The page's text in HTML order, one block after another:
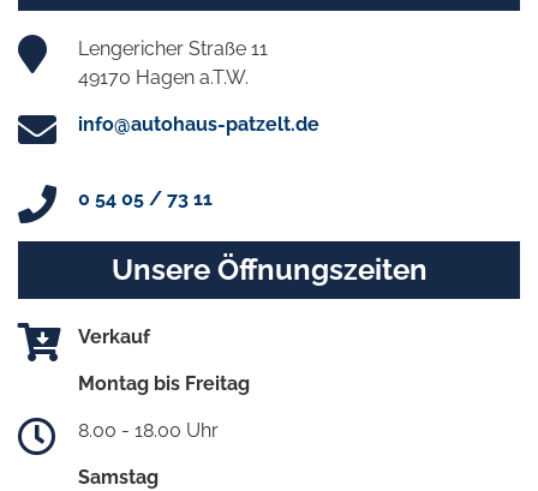
Lengericher Straße 11
49170 Hagen a.T.W.
info@autohaus-patzelt.de
0 54 05 / 73 11
Unsere Öffnungszeiten
Verkauf
Montag bis Freitag
8.00 - 18.00 Uhr
Samstag